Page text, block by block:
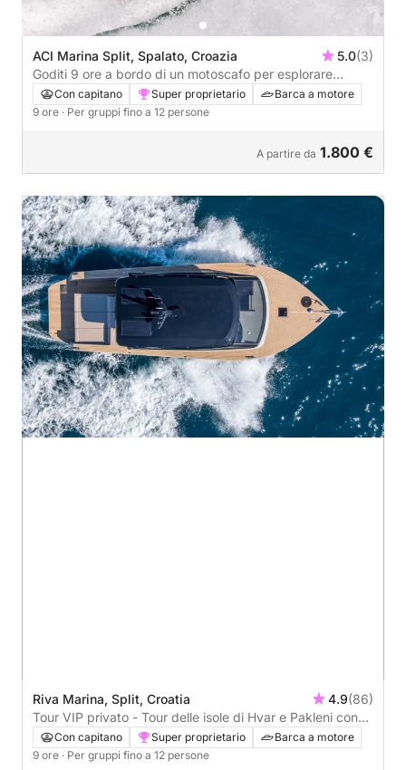
ACI Marina Split, Spalato, Croazia 5.0(3)
Goditi 9 ore a bordo di un motoscafo per esplorare
Spalato.
Con capitano Super proprietario
Barca a motore
9 ore · Per gruppi fino a 12 persone
A partire da 1.800 €
Riva Marina, Split, Croatia 4.9(86)
Tour VIP privato - Tour delle isole di Hvar e Pakleni con
splendide lagune blu - Giornata intera
Con capitano Super proprietario
Barca a motore
9 ore · Per gruppi fino a 12 persone